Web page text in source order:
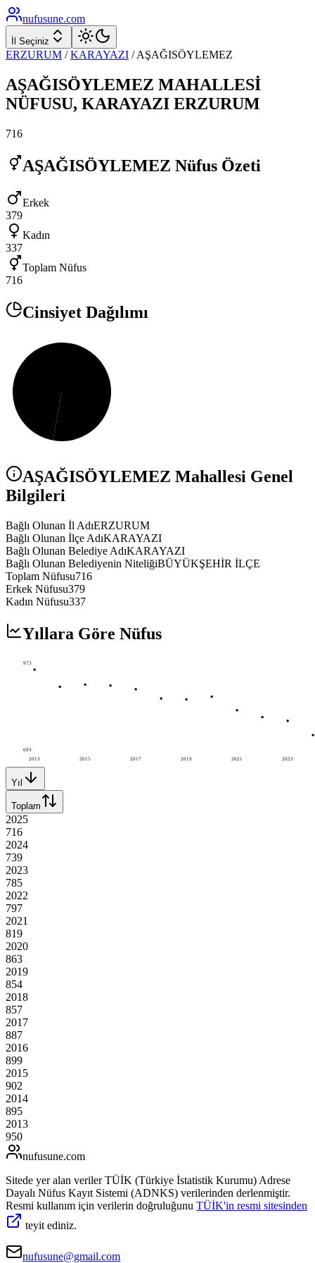
nufusune.com
İl Seçiniz
ERZURUM / KARAYAZI /AŞAĞISÖYLEMEZ
AŞAĞISÖYLEMEZ MAHALLESİ
NÜFUSU, KARAYAZI ERZURUM
716
AŞAĞISÖYLEMEZ Nüfus Özeti
Erkek
379
Kadın
337
Toplam Nüfus
716
Cinsiyet Dağılımı
AŞAĞISÖYLEMEZ Mahallesi Genel
Bilgileri
Bağlı Olunan İl AdıERZURUM
Bağlı Olunan İlçe AdıKARAYAZI
Bağlı Olunan Belediye AdıKARAYAZI
Bağlı Olunan Belediyenin NiteliğiBÜYÜKŞEHİR İLÇE
Toplam Nüfusu716
Erkek Nüfusu379
Kadın Nüfusu337
Yıllara Göre Nüfus
2013 2015 2017 2019 2021 2023
973
693
Yıl
Toplam
2025
716
2024
739
2023
785
2022
797
2021
819
2020
863
2019
854
2018
857
2017
887
2016
899
2015
902
2014
895
2013
950
nufusune.com
Sitede yer alan veriler TÜİK (Türkiye İstatistik Kurumu) Adrese
Dayalı Nüfus Kayıt Sistemi (ADNKS) verilerinden derlenmiştir.
Resmi kullanım için verilerin doğruluğunu TÜİK'in resmi sitesinden
teyit ediniz.
nufusune@gmail.com